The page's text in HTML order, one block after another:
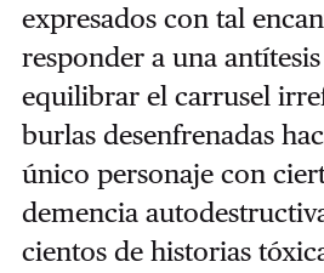
expresados con tal
responder a una
equilibrar el carrusel
burlas desenfrenadas
único personaje con
demencia
cientos de historias